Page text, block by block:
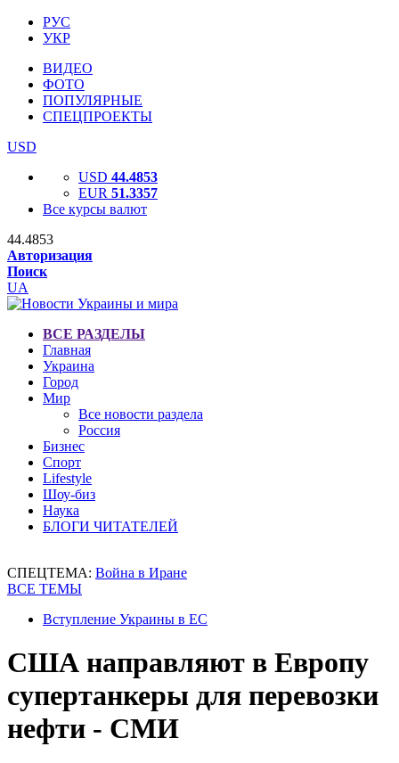
РУС
УКР
ВИДЕО
ФОТО
ПОПУЛЯРНЫЕ
СПЕЦПРОЕКТЫ
USD
USD 44.4853
EUR 51.3357
Все курсы валют
44.4853
Авторизация
Поиск
UA
ВСЕ РАЗДЕЛЫ
Главная
Украина
Город
Мир
Все новости раздела
Россия
Бизнес
Спорт
Lifestyle
Шоу-биз
Наука
БЛОГИ ЧИТАТЕЛЕЙ
СПЕЦТЕМА: Война в Иране
ВСЕ ТЕМЫ
Вступление Украины в ЕС
США направляют в Европу
супертанкеры для перевозки
нефти - СМИ